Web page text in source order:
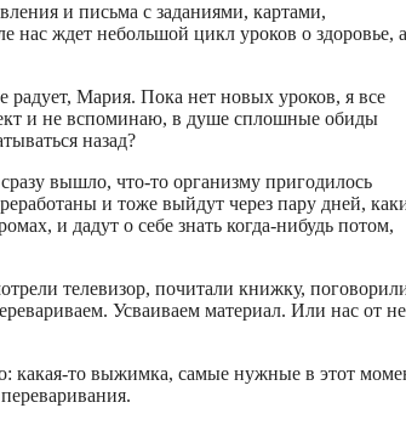
и письма с заданиями, картами,
нас ждет небольшой цикл уроков о здоровье,
радует, Мария. Пока нет новых уроков, я все
и не вспоминаю, в душе сплошные обиды
назад?
вышло, что-то организму пригодилось
и тоже выйдут через пару дней,
и дадут о себе знать когда-нибудь потом,
телевизор, почитали книжку,
Усваиваем материал. Или нас от
какая-то выжимка, самые нужные в этот